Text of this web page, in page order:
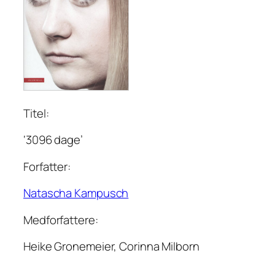
Titel:
‘3096 dage’
Forfatter:
Natascha Kampusch
Medforfattere:
Heike Gronemeier, Corinna Milborn